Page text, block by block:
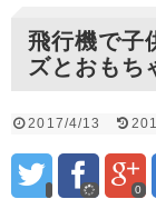
飛行機で子
ズとおもち
2017/4/13
0